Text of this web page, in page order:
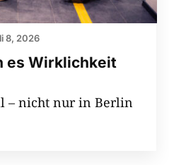
es Wirklichkeit
8, 2026
– nicht nur in Berlin